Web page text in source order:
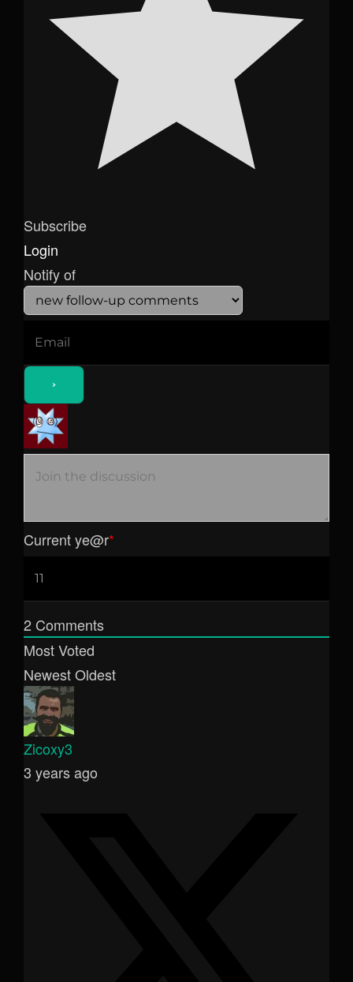
Subscribe
Login
Notify of
Current ye@r*
2 Comments
Most Voted
NewestOldest
Zicoxy3
3 years ago